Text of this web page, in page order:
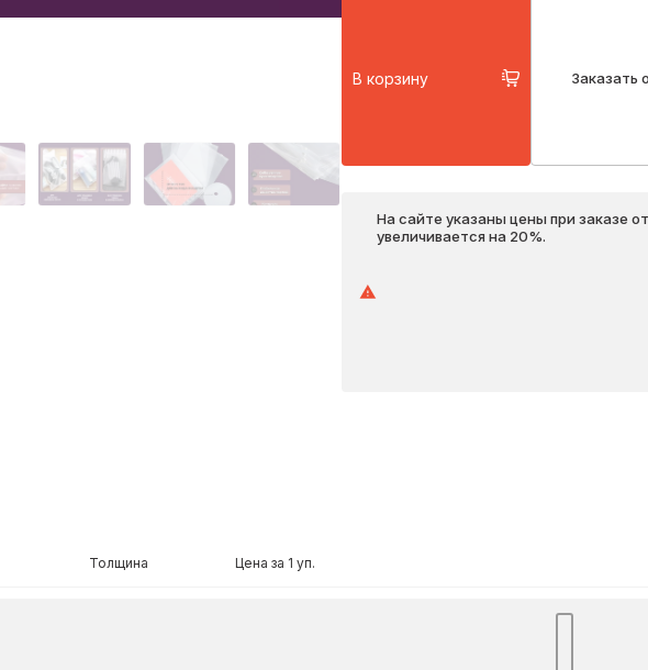
В корзину Заказать
На сайте указаны цены при заказе
увеличивается на 20%.
Толщина Цена за 1 уп.